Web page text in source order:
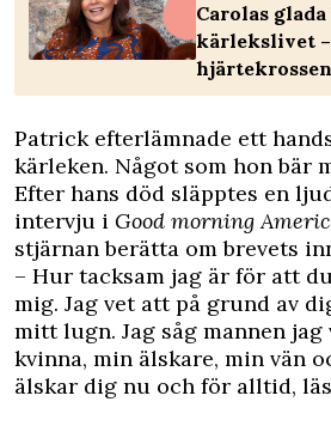
Carolas
kärlekslivet
hjärtekrossen
Patrick efterlämnade ett
kärleken. Något som hon bär
Efter hans död släpptes en
intervju i Good morning
stjärnan berätta om brevets
– Hur tacksam jag är för att
mig. Jag vet att på grund av
mitt lugn. Jag såg mannen
kvinna, min älskare, min vän
älskar dig nu och för alltid,